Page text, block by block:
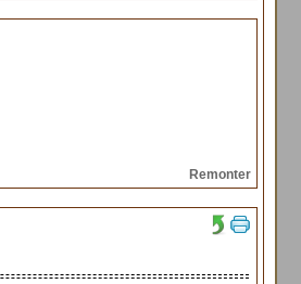
Remonter